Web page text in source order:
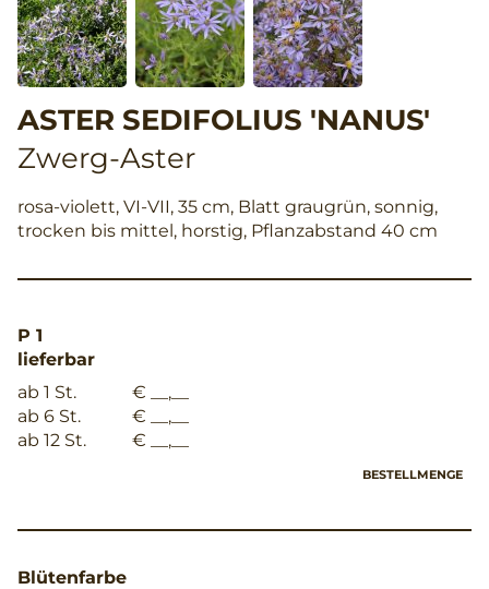
ASTER SEDIFOLIUS 'NANUS'
Zwerg-Aster
rosa-violett, VI-VII, 35 cm, Blatt graugrün, sonnig,
trocken bis mittel, horstig, Pflanzabstand 40 cm
P 1
lieferbar
ab 1 St.
€ __,__
ab 6 St.
€ __,__
ab 12 St.
€ __,__
BESTELLMENGE
Blütenfarbe